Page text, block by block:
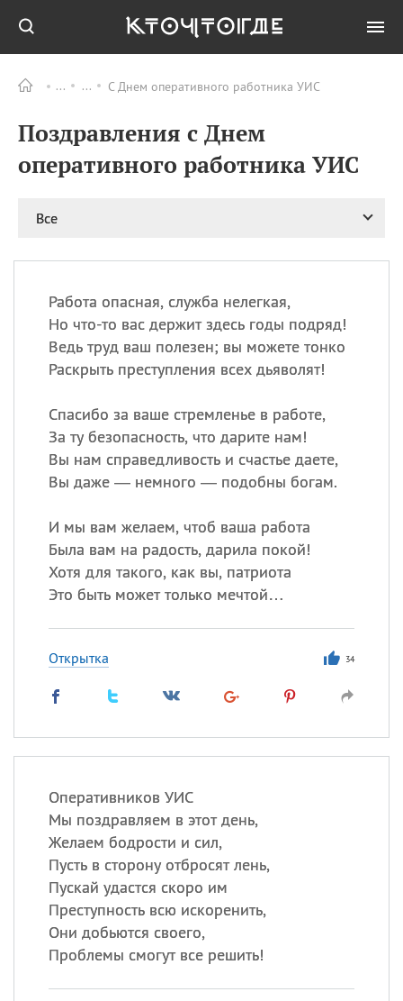
С Днем оперативного работника УИС
Поздравления с Днем
оперативного работника УИС
Все
Работа опасная, служба нелегкая,
Но что-то вас держит здесь годы подряд!
Ведь труд ваш полезен; вы можете тонко
Раскрыть преступления всех дьяволят!
Спасибо за ваше стремленье в работе,
За ту безопасность, что дарите нам!
Вы нам справедливость и счастье даете,
Вы даже — немного — подобны богам.
И мы вам желаем, чтоб ваша работа
Была вам на радость, дарила покой!
Хотя для такого, как вы, патриота
Это быть может только мечтой…
Открытка 34
Оперативников УИС
Мы поздравляем в этот день,
Желаем бодрости и сил,
Пусть в сторону отбросят лень,
Пускай удастся скоро им
Преступность всю искоренить,
Они добьются своего,
Проблемы смогут все решить!
ПРАЗДНИКИ
06.08 Преображение
христиан
Романа и Давида
07.08
мучеников
07.08
Национальный день
маяка
Годовщина битвы при
ИМЕНА
Все
Сегодня празднуют именины
Анатолий, Афанасий,
, Еще
и
происхождение